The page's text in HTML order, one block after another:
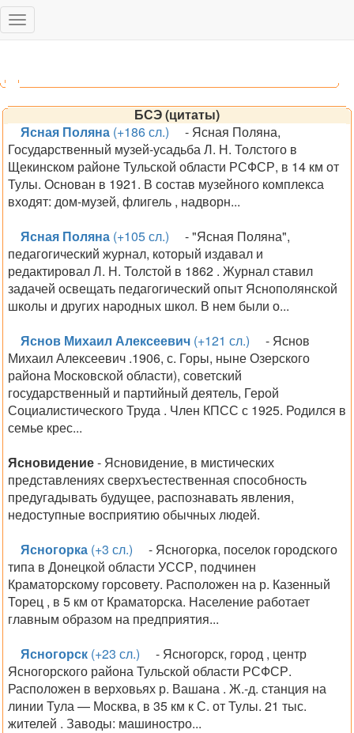
Toggle
navigation
БСЭ (цитаты)
Ясная Поляна (+186 сл.)
- Ясная Поляна,
Государственный музей-усадьба Л. Н. Толстого в
Щекинском районе Тульской области РСФСР, в 14 км от
Тулы. Основан в 1921. В состав музейного комплекса
входят: дом-музей, флигель , надворн...
Ясная Поляна (+105 сл.)
- "Ясная Поляна",
педагогический журнал, который издавал и
редактировал Л. Н. Толстой в 1862 . Журнал ставил
задачей освещать педагогический опыт Яснополянской
школы и других народных школ. В нем были о...
Яснов Михаил Алексеевич (+121 сл.)
- Яснов
Михаил Алексеевич .1906, с. Горы, ныне Озерского
района Московской области), советский
государственный и партийный деятель, Герой
Социалистического Труда . Член КПСС с 1925. Родился в
семье крес...
Ясновидение- Ясновидение, в мистических
представлениях сверхъестественная способность
предугадывать будущее, распознавать явления,
недоступные восприятию обычных людей.
Ясногорка (+3 сл.)
- Ясногорка, поселок городского
типа в Донецкой области УССР, подчинен
Краматорскому горсовету. Расположен на р. Казенный
Торец , в 5 км от Краматорска. Население работает
главным образом на предприятия...
Ясногорск (+23 сл.)
- Ясногорск, город , центр
Ясногорского района Тульской области РСФСР.
Расположен в верховьях р. Вашана . Ж.-д. станция на
линии Тула — Москва, в 35 км к С. от Тулы. 21 тыс.
жителей . Заводы: машиностро...